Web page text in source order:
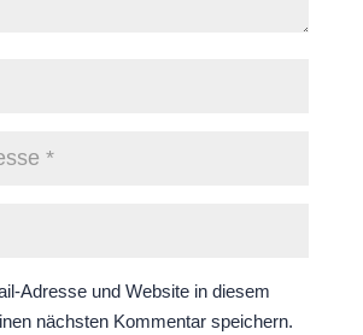
Adresse und Website in diesem
nächsten Kommentar speichern.